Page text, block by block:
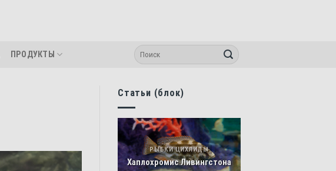
ПРОДУКТЫ
Статьи (блок)
РЫБКИ ЦИХЛИДЫ
Хаплохромис Ливингстона